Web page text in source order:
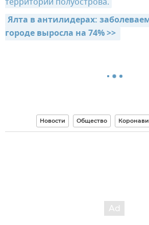
Ялта в антилидерах:
городе выросла на 74% >>
Новости Общество